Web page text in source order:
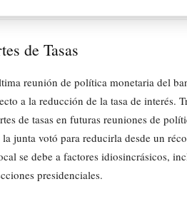
de Tasas
reunión de política monetaria del
a la reducción de la tasa de interés.
de tasas en futuras reuniones de
junta votó para reducirla desde un
se debe a factores idiosincrásicos,
presidenciales.